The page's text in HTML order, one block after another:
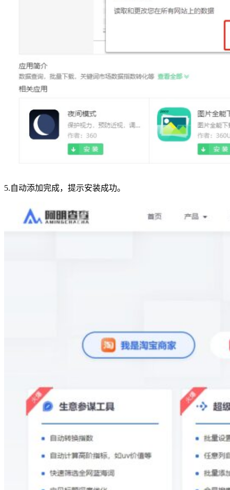
5.自动添加完成，提示安装成功。